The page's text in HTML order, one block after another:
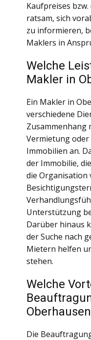
Kaufpreises
ratsam, sich
zu informieren,
Maklers in
Welche
Makler in
Ein Makler in
verschiedene
Zusammenhang
Vermietung
Immobilien an.
der Immobilie,
die Organisation
Unterstützung
Darüber hinaus
der Suche nach
Mietern helfen
stehen.
Welche
Die